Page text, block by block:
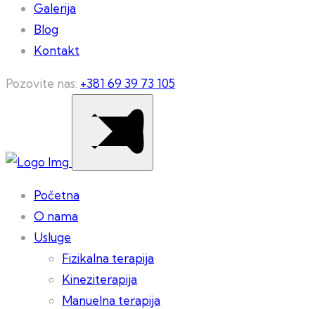
Galerija
Blog
Kontakt
Pozovite nas: +381 69 39 73 105
Početna
O nama
Usluge
Fizikalna terapija
Kineziterapija
Manuelna terapija